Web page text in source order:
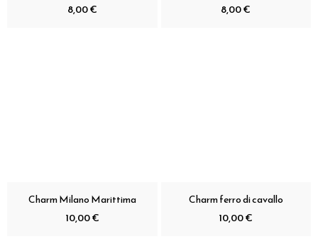
8,00 €
8,00 €
Charm Milano Marittima
10,00 €
Charm ferro di cavallo
10,00 €